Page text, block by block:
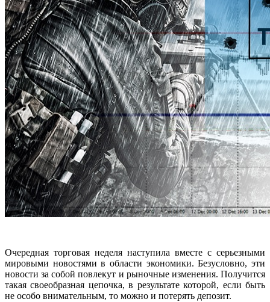
Очередная торговая неделя наступила вместе с серьезными
мировыми новостями в области экономики. Безусловно, эти
новости за собой повлекут и рыночные изменения. Получится
такая своеобразная цепочка, в результате которой, если быть
не особо внимательным, то можно и потерять депозит.